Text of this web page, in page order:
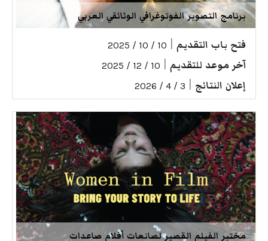
برنامج التصوير الفوتوغرافي الوثائقي العربي
فتح باب التقديم 10 / 10 / 2025
آخر موعد للتقديم 10 / 12 / 2025
إعلان النتائج 3 / 4 / 2026
مختبر الفيلم القصير لصانعات أفلام صاعدات